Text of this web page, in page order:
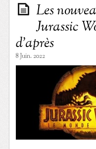
Les
Jurassic
d’après
8 Juin. 2022